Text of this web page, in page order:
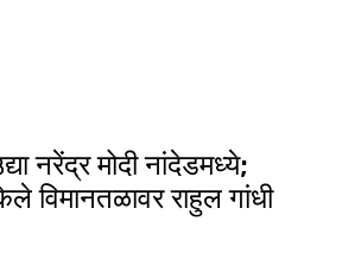
नरेंद्र मोदी नांदेडमध्ये;
विमानतळावर राहुल गांधी